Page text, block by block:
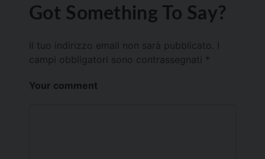
Got Something To Say?
Il tuo indirizzo email non sarà pubblicato.
campi obbligatori sono contrassegnati *
Your comment